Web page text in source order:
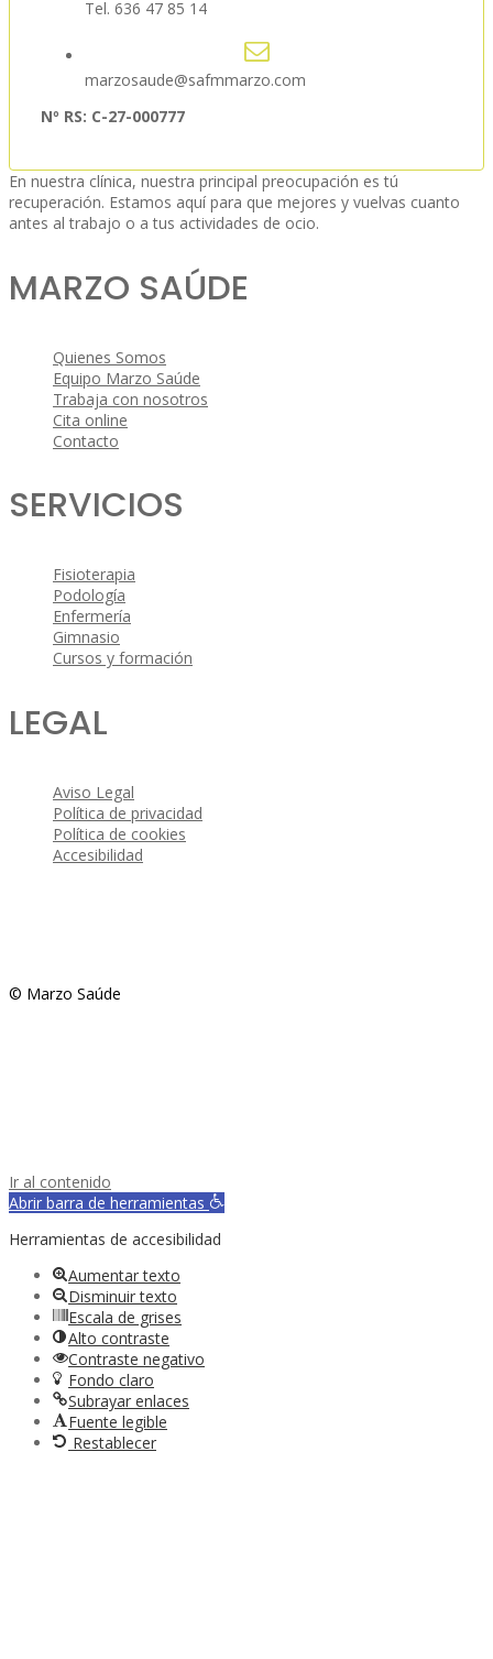
Tel. 636 47 85 14
marzosaude@safmmarzo.com
Nº RS: C-27-000777
En nuestra clínica, nuestra principal preocupación es tú
recuperación. Estamos aquí para que mejores y vuelvas cuanto
antes al trabajo o a tus actividades de ocio.
MARZO SAÚDE
Quienes Somos
Equipo Marzo Saúde
Trabaja con nosotros
Cita online
Contacto
SERVICIOS
Fisioterapia
Podología
Enfermería
Gimnasio
Cursos y formación
LEGAL
Aviso Legal
Política de privacidad
Política de cookies
Accesibilidad
© Marzo Saúde
Ir al contenido
Abrir barra de herramientas
Herramientas de accesibilidad
Aumentar texto
Disminuir texto
Escala de grises
Alto contraste
Contraste negativo
Fondo claro
Subrayar enlaces
Fuente legible
Restablecer